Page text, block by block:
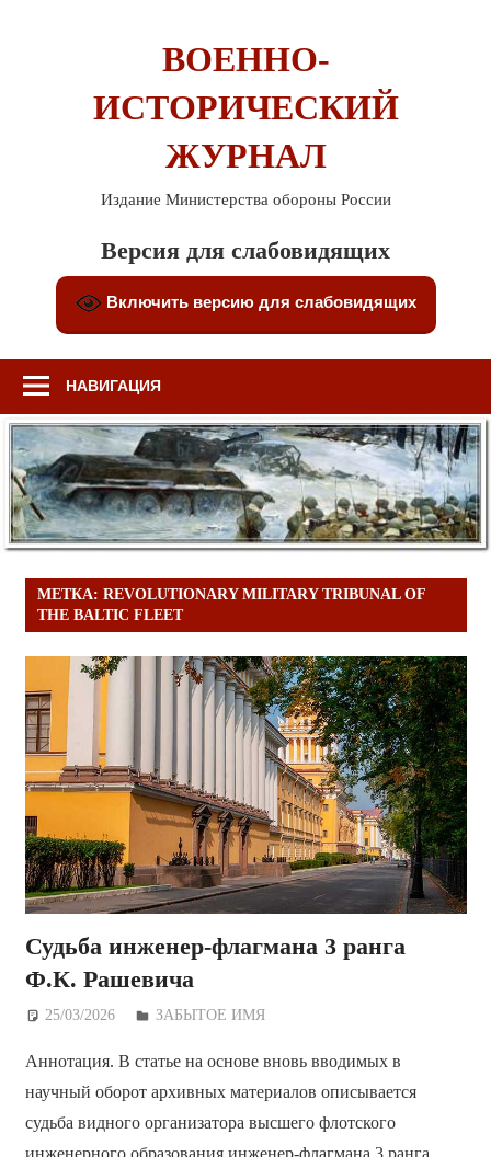
ВОЕННО-
ИСТОРИЧЕСКИЙ
ЖУРНАЛ
Издание Министерства обороны России
Версия для слабовидящих
Включить версию для слабовидящих
НАВИГАЦИЯ
МЕТКА: REVOLUTIONARY MILITARY TRIBUNAL OF
THE BALTIC FLEET
Судьба инженер-флагмана 3 ранга
Ф.К. Рашевича
25/03/2026 Дежурный по Редакции
ЗАБЫТОЕ ИМЯ
Аннотация. В статье на основе вновь вводимых в
научный оборот архивных материалов описывается
судьба видного организатора высшего флотского
инженерного образования инженер-флагмана 3 ранга